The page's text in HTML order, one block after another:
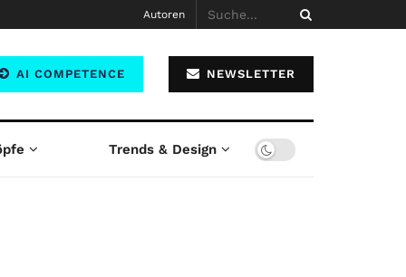
Autoren
AI COMPETENCE NEWSLETTER
Trends & Design